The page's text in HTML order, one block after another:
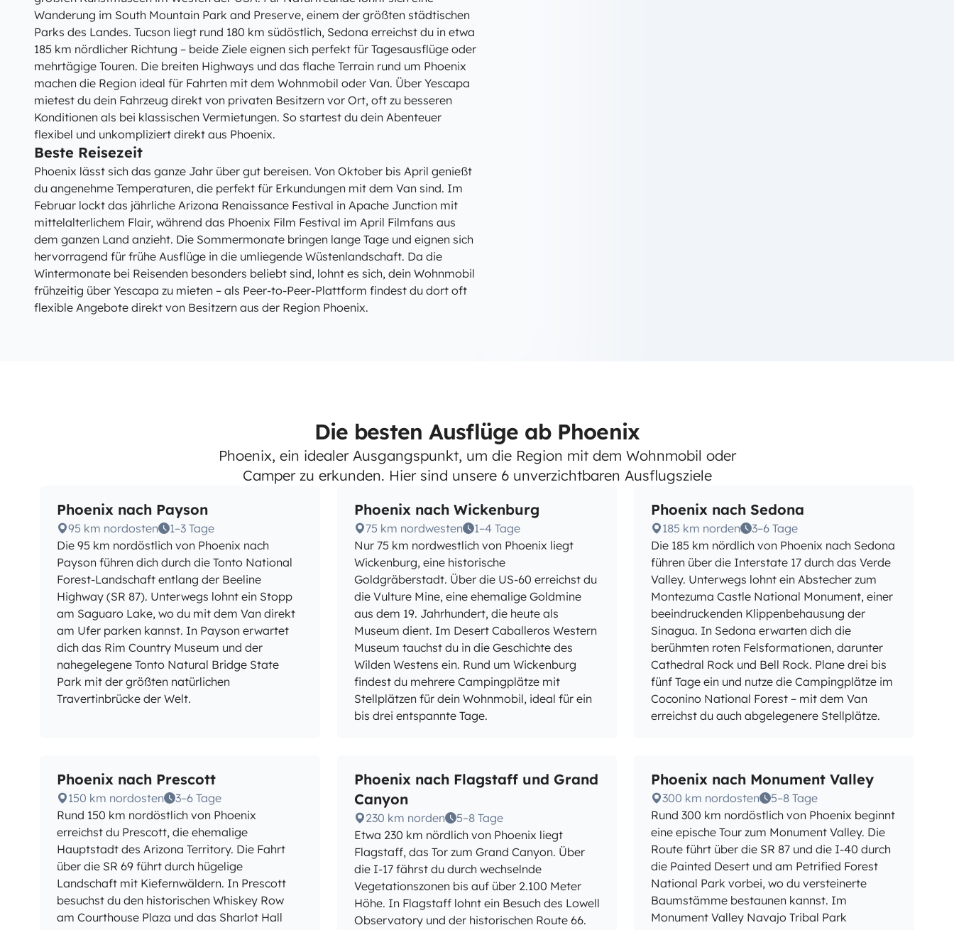
Wanderung im South Mountain Park and Preserve, einem der größten städtischen
Parks des Landes. Tucson liegt rund 180 km südöstlich, Sedona erreichst du in etwa
185 km nördlicher Richtung – beide Ziele eignen sich perfekt für Tagesausflüge oder
mehrtägige Touren. Die breiten Highways und das flache Terrain rund um Phoenix
machen die Region ideal für Fahrten mit dem Wohnmobil oder Van. Über Yescapa
mietest du dein Fahrzeug direkt von privaten Besitzern vor Ort, oft zu besseren
Konditionen als bei klassischen Vermietungen. So startest du dein Abenteuer
flexibel und unkompliziert direkt aus Phoenix.
Beste Reisezeit
Phoenix lässt sich das ganze Jahr über gut bereisen. Von Oktober bis April genießt
du angenehme Temperaturen, die perfekt für Erkundungen mit dem Van sind. Im
Februar lockt das jährliche Arizona Renaissance Festival in Apache Junction mit
mittelalterlichem Flair, während das Phoenix Film Festival im April Filmfans aus
dem ganzen Land anzieht. Die Sommermonate bringen lange Tage und eignen sich
hervorragend für frühe Ausflüge in die umliegende Wüstenlandschaft. Da die
Wintermonate bei Reisenden besonders beliebt sind, lohnt es sich, dein Wohnmobil
frühzeitig über Yescapa zu mieten – als Peer-to-Peer-Plattform findest du dort oft
flexible Angebote direkt von Besitzern aus der Region Phoenix.
Die besten Ausflüge ab Phoenix
Phoenix, ein idealer Ausgangspunkt, um die Region mit dem Wohnmobil oder
Camper zu erkunden. Hier sind unsere 6 unverzichtbaren Ausflugsziele
Phoenix nach Payson
95 km nordosten
1–3 Tage
Die 95 km nordöstlich von Phoenix nach
Payson führen dich durch die Tonto National
Forest-Landschaft entlang der Beeline
Highway (SR 87). Unterwegs lohnt ein Stopp
am Saguaro Lake, wo du mit dem Van direkt
am Ufer parken kannst. In Payson erwartet
dich das Rim Country Museum und der
nahegelegene Tonto Natural Bridge State
Park mit der größten natürlichen
Travertinbrücke der Welt.
Phoenix nach Wickenburg
75 km nordwesten
1–4 Tage
Nur 75 km nordwestlich von Phoenix liegt
Wickenburg, eine historische
Goldgräberstadt. Über die US-60 erreichst du
die Vulture Mine, eine ehemalige Goldmine
aus dem 19. Jahrhundert, die heute als
Museum dient. Im Desert Caballeros Western
Museum tauchst du in die Geschichte des
Wilden Westens ein. Rund um Wickenburg
findest du mehrere Campingplätze mit
Stellplätzen für dein Wohnmobil, ideal für ein
bis drei entspannte Tage.
Phoenix nach Sedona
185 km norden
3–6 Tage
Die 185 km nördlich von Phoenix nach Sedona
führen über die Interstate 17 durch das Verde
Valley. Unterwegs lohnt ein Abstecher zum
Montezuma Castle National Monument, einer
beeindruckenden Klippenbehausung der
Sinagua. In Sedona erwarten dich die
berühmten roten Felsformationen, darunter
Cathedral Rock und Bell Rock. Plane drei bis
fünf Tage ein und nutze die Campingplätze im
Coconino National Forest – mit dem Van
erreichst du auch abgelegenere Stellplätze.
Phoenix nach Prescott
150 km nordosten
3–6 Tage
Rund 150 km nordöstlich von Phoenix
erreichst du Prescott, die ehemalige
Hauptstadt des Arizona Territory. Die Fahrt
über die SR 69 führt durch hügelige
Landschaft mit Kiefernwäldern. In Prescott
besuchst du den historischen Whiskey Row
am Courthouse Plaza und das Sharlot Hall
Phoenix nach Flagstaff und Grand
Canyon
230 km norden
5–8 Tage
Etwa 230 km nördlich von Phoenix liegt
Flagstaff, das Tor zum Grand Canyon. Über
die I-17 fährst du durch wechselnde
Vegetationszonen bis auf über 2.100 Meter
Höhe. In Flagstaff lohnt ein Besuch des Lowell
Observatory und der historischen Route 66.
Phoenix nach Monument Valley
300 km nordosten
5–8 Tage
Rund 300 km nordöstlich von Phoenix beginnt
eine epische Tour zum Monument Valley. Die
Route führt über die SR 87 und die I-40 durch
die Painted Desert und am Petrified Forest
National Park vorbei, wo du versteinerte
Baumstämme bestaunen kannst. Im
Monument Valley Navajo Tribal Park